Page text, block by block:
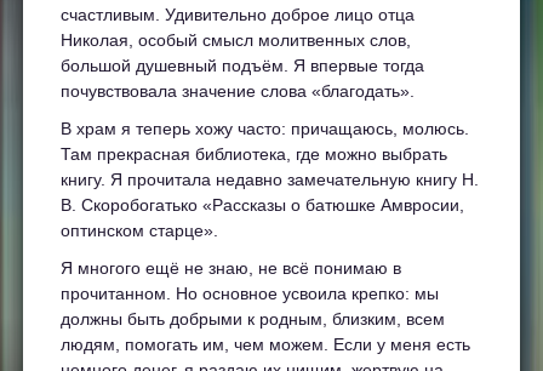
счастливым. Удивительно доброе лицо отца
Николая, особый смысл молитвенных слов,
большой душевный подъём. Я впервые тогда
почувствовала значение слова «благодать».
В храм я теперь хожу часто: причащаюсь, молюсь.
Там прекрасная библиотека, где можно выбрать
книгу. Я прочитала недавно замечательную книгу Н.
В. Скоробогатько «Рассказы о батюшке Амвросии,
оптинском старце».
Я многого ещё не знаю, не всё понимаю в
прочитанном. Но основное усвоила крепко: мы
должны быть добрыми к родным, близким, всем
людям, помогать им, чем можем. Если у меня есть